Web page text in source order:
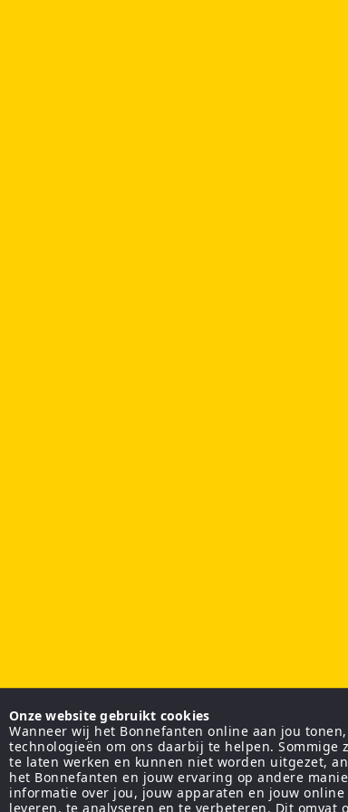
Onze website gebruikt cookies
Wanneer wij het Bonnefanten online aan jou
technologieën om ons daarbij te helpen. Sommige
te laten werken en kunnen niet worden uitgezet,
het Bonnefanten en jouw ervaring op andere
informatie over jou, jouw apparaten en jouw
leveren, te analyseren en te verbeteren. Dit omvat